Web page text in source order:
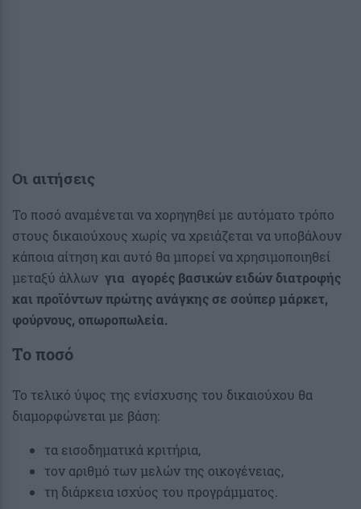
Οι αιτήσεις
Το ποσό αναμένεται να χορηγηθεί με αυτόματο τρόπο
στους δικαιούχους χωρίς να χρειάζεται να υποβάλουν
κάποια αίτηση και αυτό θα μπορεί να χρησιμοποιηθεί
μεταξύ άλλων για αγορές βασικών ειδών διατροφής
και προϊόντων πρώτης ανάγκης σε σούπερ μάρκετ,
φούρνους, οπωροπωλεία.
Το ποσό
Το τελικό ύψος της ενίσχυσης του δικαιούχου θα
διαμορφώνεται με βάση:
τα εισοδηματικά κριτήρια,
τον αριθμό των μελών της οικογένειας,
τη διάρκεια ισχύος του προγράμματος.